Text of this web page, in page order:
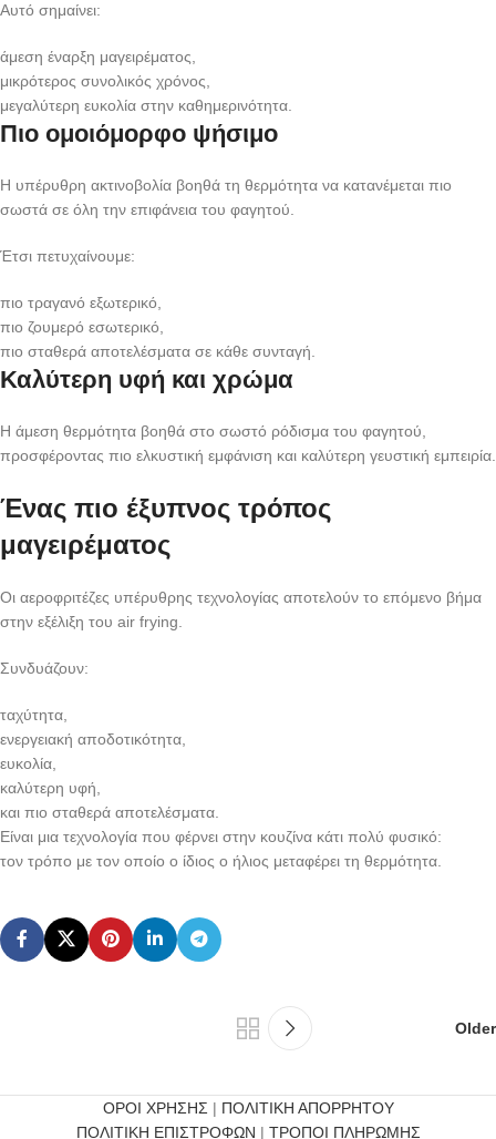
Αυτό σημαίνει:
άμεση έναρξη μαγειρέματος,
μικρότερος συνολικός χρόνος,
μεγαλύτερη ευκολία στην καθημερινότητα.
Πιο ομοιόμορφο ψήσιμο
Η υπέρυθρη ακτινοβολία βοηθά τη θερμότητα να κατανέμεται πιο
σωστά σε όλη την επιφάνεια του φαγητού.
Έτσι πετυχαίνουμε:
πιο τραγανό εξωτερικό,
πιο ζουμερό εσωτερικό,
πιο σταθερά αποτελέσματα σε κάθε συνταγή.
Καλύτερη υφή και χρώμα
Η άμεση θερμότητα βοηθά στο σωστό ρόδισμα του φαγητού,
προσφέροντας πιο ελκυστική εμφάνιση και καλύτερη γευστική εμπειρία.
Ένας πιο έξυπνος τρόπος
μαγειρέματος
Οι αεροφριτέζες υπέρυθρης τεχνολογίας αποτελούν το επόμενο βήμα
στην εξέλιξη του air frying.
Συνδυάζουν:
ταχύτητα,
ενεργειακή αποδοτικότητα,
ευκολία,
καλύτερη υφή,
και πιο σταθερά αποτελέσματα.
Είναι μια τεχνολογία που φέρνει στην κουζίνα κάτι πολύ φυσικό:
τον τρόπο με τον οποίο ο ίδιος ο ήλιος μεταφέρει τη θερμότητα.
Older
ΟΡΟΙ ΧΡΗΣΗΣ | ΠΟΛΙΤΙΚΗ ΑΠΟΡΡΗΤΟΥ
ΠΟΛΙΤΙΚΗ ΕΠΙΣΤΡΟΦΩΝ | ΤΡΟΠΟΙ ΠΛΗΡΩΜΗΣ